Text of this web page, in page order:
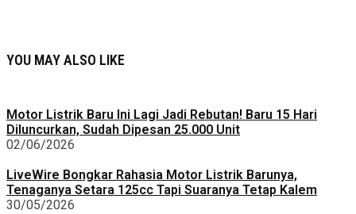
YOU MAY ALSO LIKE
Motor Listrik Baru Ini Lagi Jadi Rebutan! Baru 15 Hari
Diluncurkan, Sudah Dipesan 25.000 Unit
02/06/2026
LiveWire Bongkar Rahasia Motor Listrik Barunya,
Tenaganya Setara 125cc Tapi Suaranya Tetap Kalem
30/05/2026